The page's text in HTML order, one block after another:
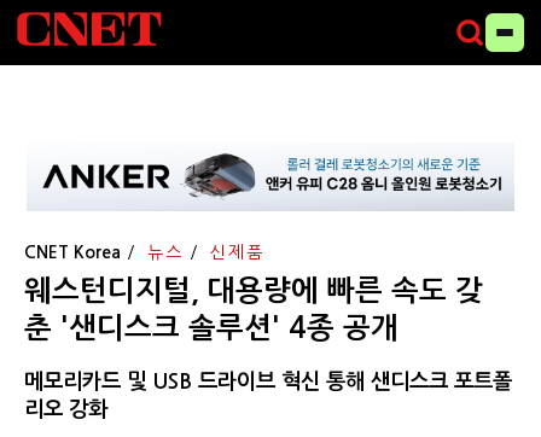
CNET Korea 뉴스 신제품
웨스턴디지털, 대용량에 빠른 속도 갖
춘 '샌디스크 솔루션' 4종 공개
메모리카드 및 USB 드라이브 혁신 통해 샌디스크 포트폴
리오 강화